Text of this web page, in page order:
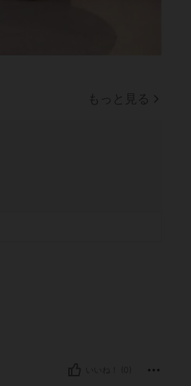
もっと見る